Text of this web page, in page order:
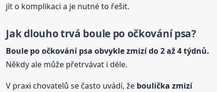
jít o komplikaci a je nutné to řešit.
Jak dlouho trvá boulepo očkování psa?
Boule po očkování psa obvykle zmizí do 2 až 4 týdnů.
Někdy ale může přetrvávat i déle.
V praxi chovatelů se často uvádí, že boulička zmizí